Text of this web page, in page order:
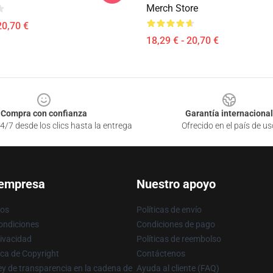
€
Merch Store
18,29 € - 20,70 €
Compra con confianza
7 desde los clics hasta la entrega
Garantía internacional
Ofrecido en el país de
de Copyright
de transparencia en la cadena de
Nuestro apoyo
Políticas de envío
Condiciones de pago
Políticas de reembolso
Contáctenos
Ayuda al cliente (FAQ)